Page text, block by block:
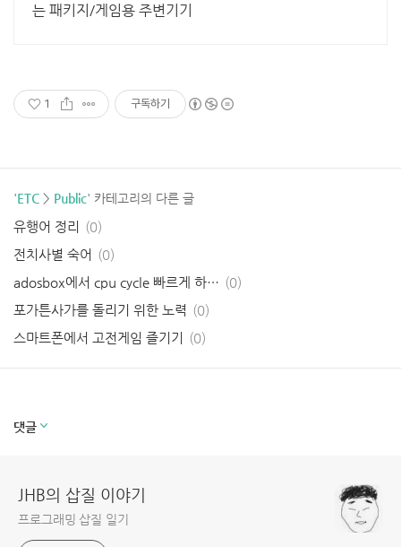
는 패키지/게임용 주변기기
1 구독하기
'ETC > Public' 카테고리의 다른 글
유행어 정리
(0)
전치사별 숙어 (0)
adosbox에서 cpu cycle 빠르게 하는 법 (0)
포가튼사가를 돌리기 위한 노력 (0)
스마트폰에서 고전게임 즐기기
(0)
코만도스1 패스워드 + 속도 패치 (4)
댓글
JHB의 삽질 이야기
프로그래밍 삽질 일기